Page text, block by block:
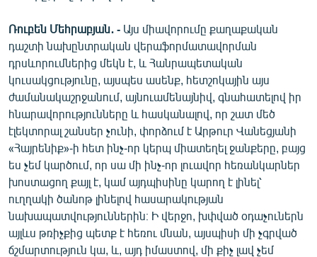
Ռուբեն Մեհրաբյան․ - Այս միավորումը քաղաքական
դաշտի նախընտրական վերաֆորմատավորման
դրսևորումներից մեկն է, և Հանրապետական
կուսակցությունը, այսպես ասենք, հետշոկային այս
ժամանակաշրջանում, այնուամենայնիվ, գնահատելով իր
հնարավորությունները և հասկանալով, որ շատ մեծ
էլեկտորալ շանսեր չունի, փորձում է Արթուր Վանեցյանի
«Հայրենիք»-ի հետ ինչ-որ կերպ միատեղել ջանքերը, բայց
ես չեմ կարծում, որ սա մի ինչ-որ լուավոր հեռանկարներ
խոստացող քայլ է, կամ այդպիսինը կարող է լինել՝
ուղղակի ծանոթ լինելով հասարակության
նախապատվություններին։ Ի վերջո, խփված օդաչուներն
այլևս թռիչքից պետք է հեռու մնան, այսպիսի մի չգրված
ճշմարտություն կա, և, այդ իմաստով, մի քիչ լավ չեմ